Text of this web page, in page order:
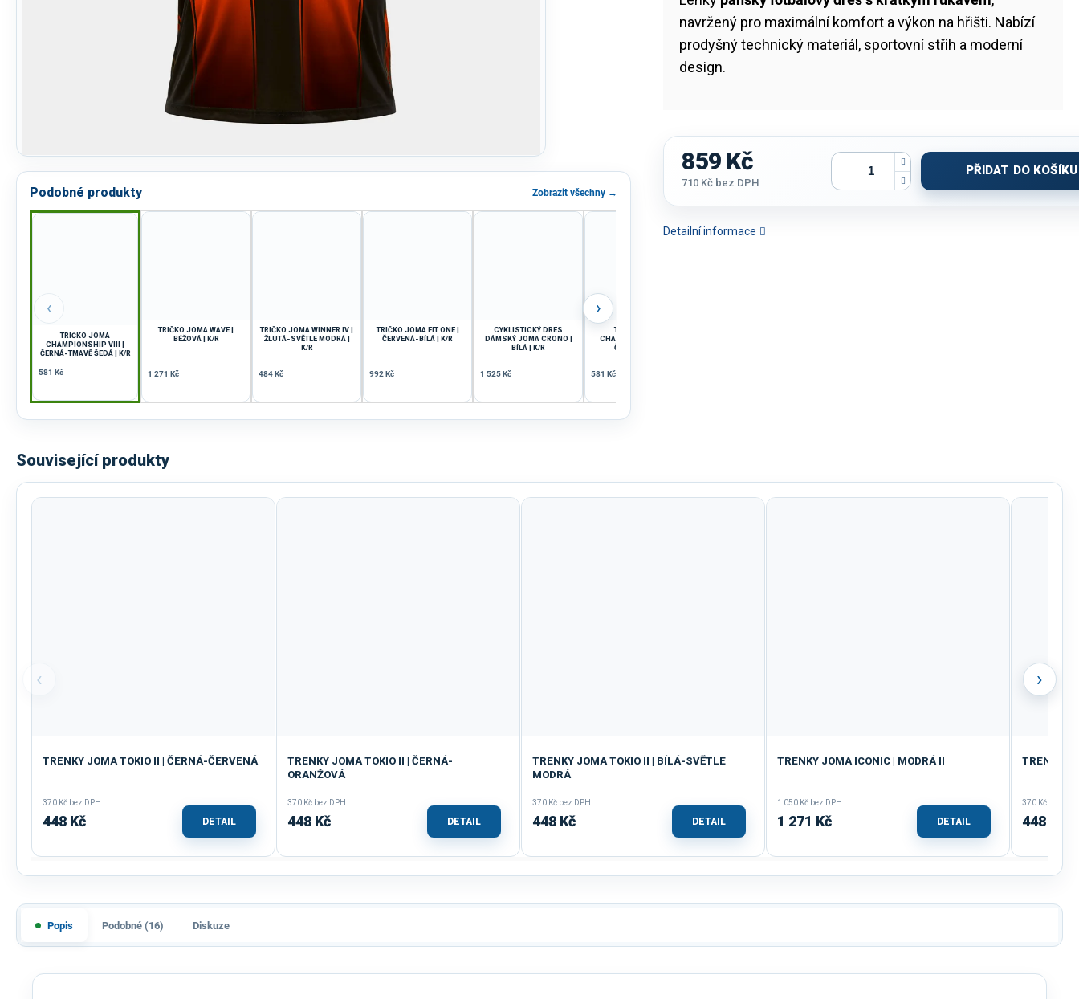
Podobné produkty Zobrazit všechny →
‹
TRIČKO JOMA
CHAMPIONSHIP VIII |
ČERNÁ-TMAVĚ ŠEDÁ | K/R
581 Kč
TRIČKO JOMA WAVE |
BÉŽOVÁ | K/R
1 271 Kč
TRIČKO JOMA WINNER IV |
ŽLUTÁ-SVĚTLE MODRÁ |
K/R
484 Kč
TRIČKO JOMA FIT ONE |
ČERVENÁ-BÍLÁ | K/R
992 Kč
CYKLISTICKÝ DRES
DÁMSKÝ JOMA CRONO |
BÍLÁ | K/R
1 525 Kč
TRIČKO JOMA
CHAMPIONSHIP VIII |
ČERVENÁ | K/R
581 Kč
›
navržený pro maximální komfort a výkon na hřišti. Nabízí
prodyšný technický materiál, sportovní střih a moderní
design.
Detailní informace
859 Kč
710 Kč bez DPH
PŘIDAT DO KOŠÍKU
Související produkty
‹
TRENKY JOMA TOKIO II | ČERNÁ-ČERVENÁ
370 Kč bez DPH
448 Kč DETAIL
TRENKY JOMA TOKIO II | ČERNÁ-
ORANŽOVÁ
370 Kč bez DPH
448 Kč DETAIL
TRENKY JOMA TOKIO II | BÍLÁ-SVĚTLE
MODRÁ
370 Kč bez DPH
448 Kč DETAIL
TRENKY JOMA ICONIC | MODRÁ II
1 050 Kč bez DPH
1 271 Kč DETAIL
TRENKY
370 Kč bez
448 Kč
›
Popis Podobné (16) Diskuze